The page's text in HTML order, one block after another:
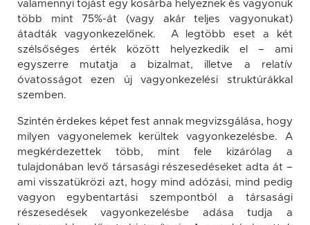
valamennyi tojást egy kosárba helyeznek és vagyonuk
több mint 75%-át (vagy akár teljes vagyonukat)
átadták vagyonkezelőnek. A legtöbb eset a két
szélsőséges érték között helyezkedik el – ami
egyszerre mutatja a bizalmat, illetve a relatív
óvatosságot ezen új vagyonkezelési struktúrákkal
szemben.
Szintén érdekes képet fest annak megvizsgálása, hogy
milyen vagyonelemek kerültek vagyonkezelésbe. A
megkérdezettek több, mint fele kizárólag a
tulajdonában levő társasági részesedéseket adta át –
ami visszatükrözi azt, hogy mind adózási, mind pedig
vagyon egybentartási szempontból a társasági
részesedések vagyonkezelésbe adása tudja a